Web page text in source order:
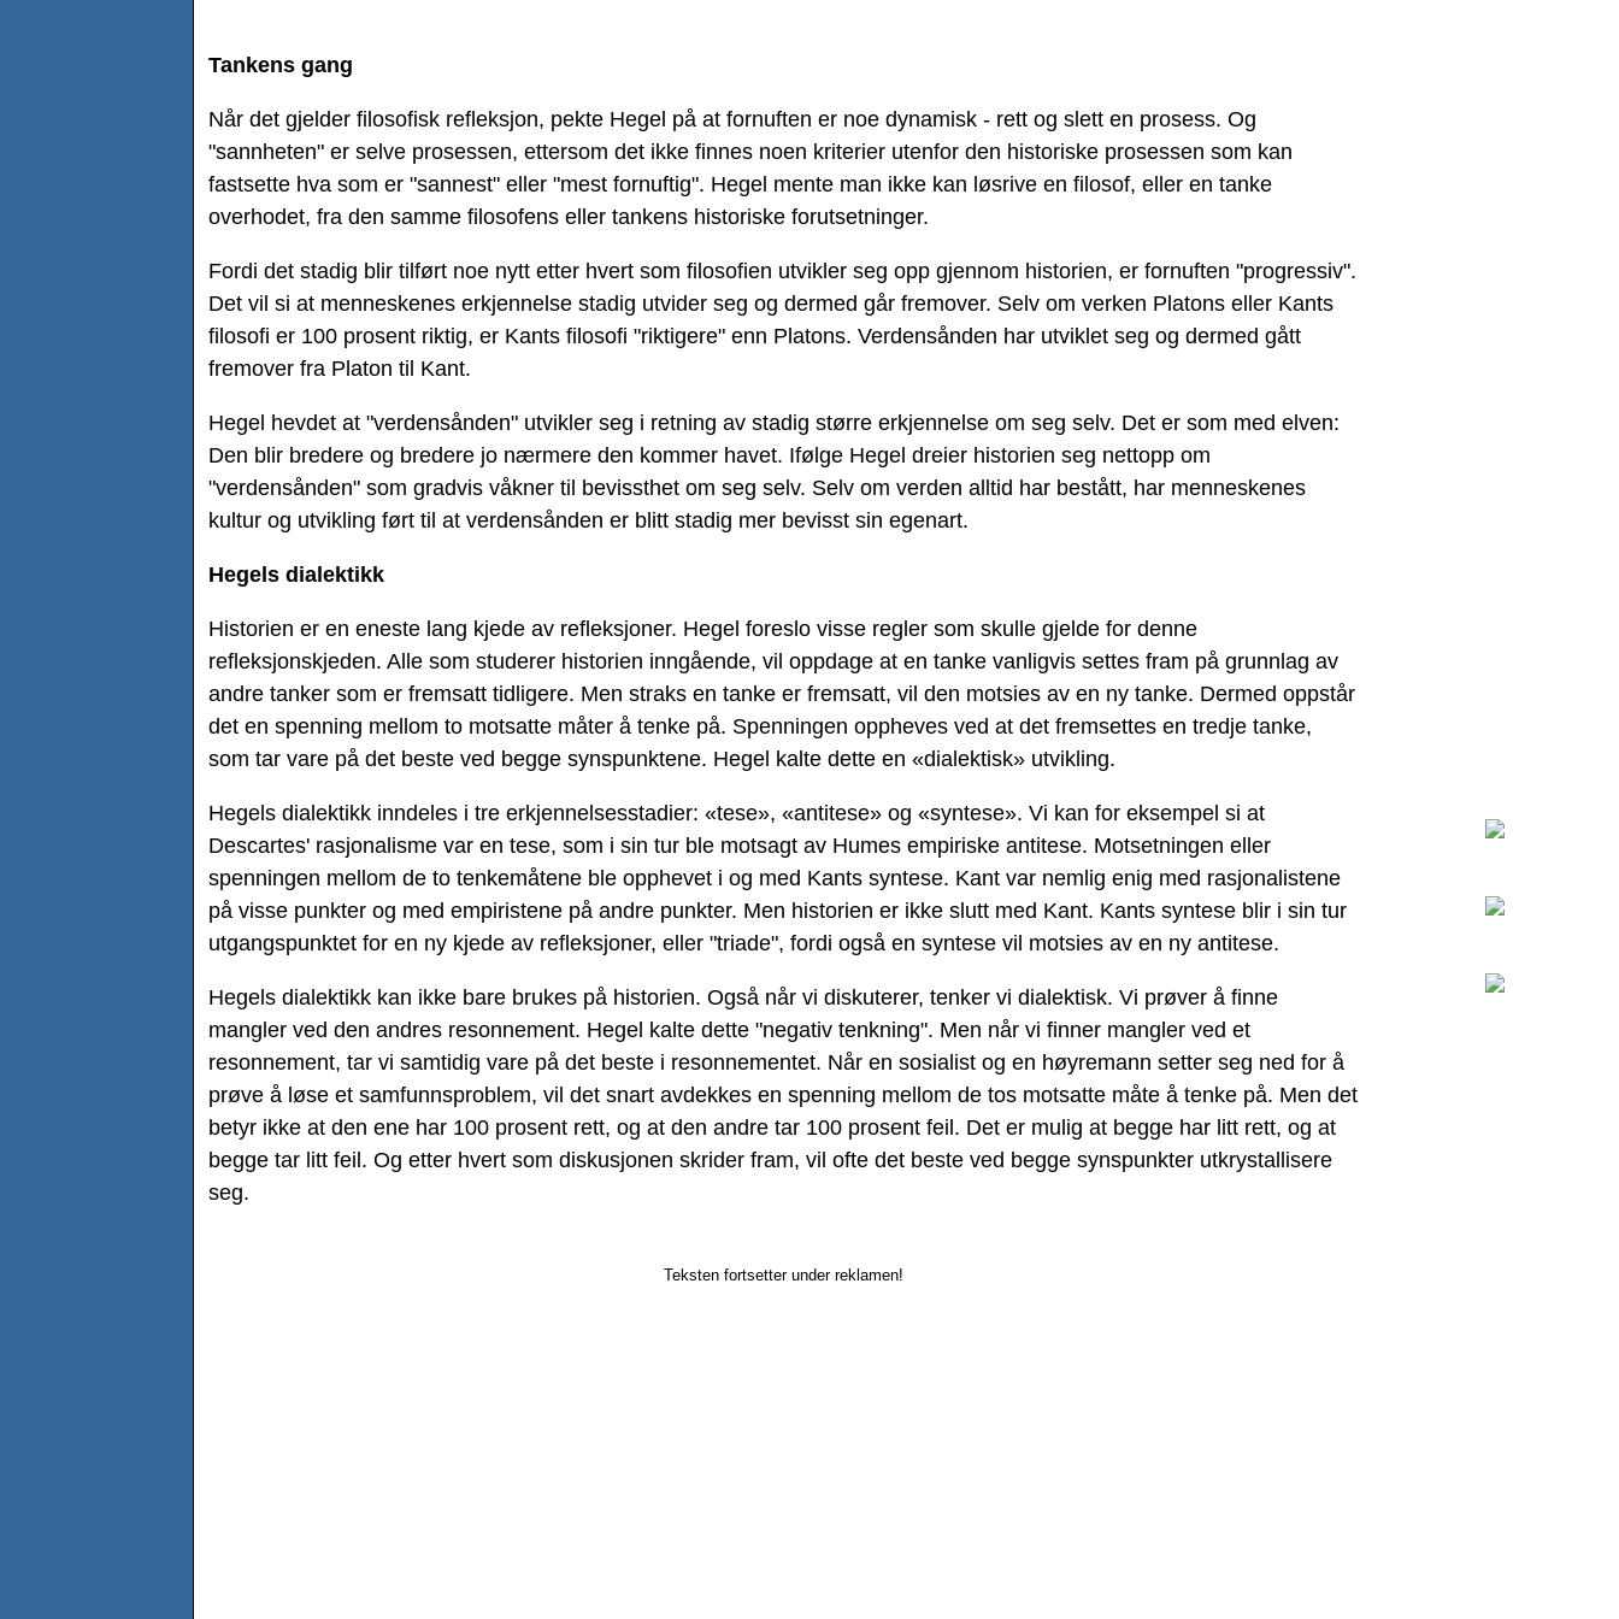
Tankens gang
Når det gjelder filosofisk refleksjon, pekte Hegel på at fornuften er noe dynamisk - rett og slett en prosess. Og
"sannheten" er selve prosessen, ettersom det ikke finnes noen kriterier utenfor den historiske prosessen som kan
fastsette hva som er "sannest" eller "mest fornuftig". Hegel mente man ikke kan løsrive en filosof, eller en tanke
overhodet, fra den samme filosofens eller tankens historiske forutsetninger.
Fordi det stadig blir tilført noe nytt etter hvert som filosofien utvikler seg opp gjennom historien, er fornuften "progressiv".
Det vil si at menneskenes erkjennelse stadig utvider seg og dermed går fremover. Selv om verken Platons eller Kants
filosofi er 100 prosent riktig, er Kants filosofi "riktigere" enn Platons. Verdensånden har utviklet seg og dermed gått
fremover fra Platon til Kant.
Hegel hevdet at "verdensånden" utvikler seg i retning av stadig større erkjennelse om seg selv. Det er som med elven:
Den blir bredere og bredere jo nærmere den kommer havet. Ifølge Hegel dreier historien seg nettopp om
"verdensånden" som gradvis våkner til bevissthet om seg selv. Selv om verden alltid har bestått, har menneskenes
kultur og utvikling ført til at verdensånden er blitt stadig mer bevisst sin egenart.
Hegels dialektikk
Historien er en eneste lang kjede av refleksjoner. Hegel foreslo visse regler som skulle gjelde for denne
refleksjonskjeden. Alle som studerer historien inngående, vil oppdage at en tanke vanligvis settes fram på grunnlag av
andre tanker som er fremsatt tidligere. Men straks en tanke er fremsatt, vil den motsies av en ny tanke. Dermed oppstår
det en spenning mellom to motsatte måter å tenke på. Spenningen oppheves ved at det fremsettes en tredje tanke,
som tar vare på det beste ved begge synspunktene. Hegel kalte dette en «dialektisk» utvikling.
Hegels dialektikk inndeles i tre erkjennelsesstadier: «tese», «antitese» og «syntese». Vi kan for eksempel si at
Descartes' rasjonalisme var en tese, som i sin tur ble motsagt av Humes empiriske antitese. Motsetningen eller
spenningen mellom de to tenkemåtene ble opphevet i og med Kants syntese. Kant var nemlig enig med rasjonalistene
på visse punkter og med empiristene på andre punkter. Men historien er ikke slutt med Kant. Kants syntese blir i sin tur
utgangspunktet for en ny kjede av refleksjoner, eller "triade", fordi også en syntese vil motsies av en ny antitese.
Hegels dialektikk kan ikke bare brukes på historien. Også når vi diskuterer, tenker vi dialektisk. Vi prøver å finne
mangler ved den andres resonnement. Hegel kalte dette "negativ tenkning". Men når vi finner mangler ved et
resonnement, tar vi samtidig vare på det beste i resonnementet. Når en sosialist og en høyremann setter seg ned for å
prøve å løse et samfunnsproblem, vil det snart avdekkes en spenning mellom de tos motsatte måte å tenke på. Men det
betyr ikke at den ene har 100 prosent rett, og at den andre tar 100 prosent feil. Det er mulig at begge har litt rett, og at
begge tar litt feil. Og etter hvert som diskusjonen skrider fram, vil ofte det beste ved begge synspunkter utkrystallisere
seg.
Teksten fortsetter under reklamen!